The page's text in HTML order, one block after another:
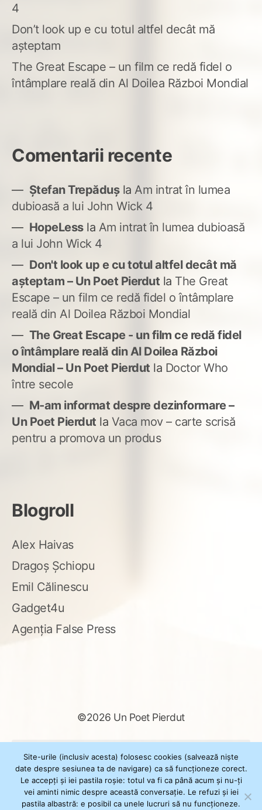
4
Don’t look up e cu totul altfel decât mă
așteptam
The Great Escape – un film ce redă fidel o
întâmplare reală din Al Doilea Război Mondial
Comentarii recente
Ștefan Trepădușla Am intrat în lumea
dubioasă a lui John Wick 4
HopeLessla Am intrat în lumea dubioasă
a lui John Wick 4
Don't look up e cu totul altfel decât mă
așteptam – Un Poet Pierdut la The Great
Escape – un film ce redă fidel o întâmplare
reală din Al Doilea Război Mondial
The Great Escape - un film ce redă fidel
o întâmplare reală din Al Doilea Război
Mondial – Un Poet Pierdut la Doctor Who
între secole
M-am informat despre dezinformare –
Un Poet Pierdut la Vaca mov – carte scrisă
pentru a promova un produs
Blogroll
Alex Haivas
Dragoș Șchiopu
Emil Călinescu
Gadget4u
Agenția False Press
©2026 Un Poet Pierdut
după:
Site-urile (inclusiv acesta) folosesc cookies (salvează niște
date despre sesiunea ta de navigare) ca să funcționeze corect.
Le accepți și iei pastila roșie: totul va fi ca până acum și nu-ți
vei aminti nimic despre această conversație. Le refuzi și iei
pastila albastră: e posibil ca unele lucruri să nu funcționeze.